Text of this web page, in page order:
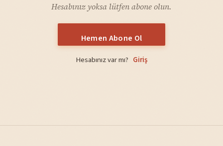
Hesabınız yoksa lütfen abone olun.
Hemen Abone Ol
Hesabınız var mı? Giriş